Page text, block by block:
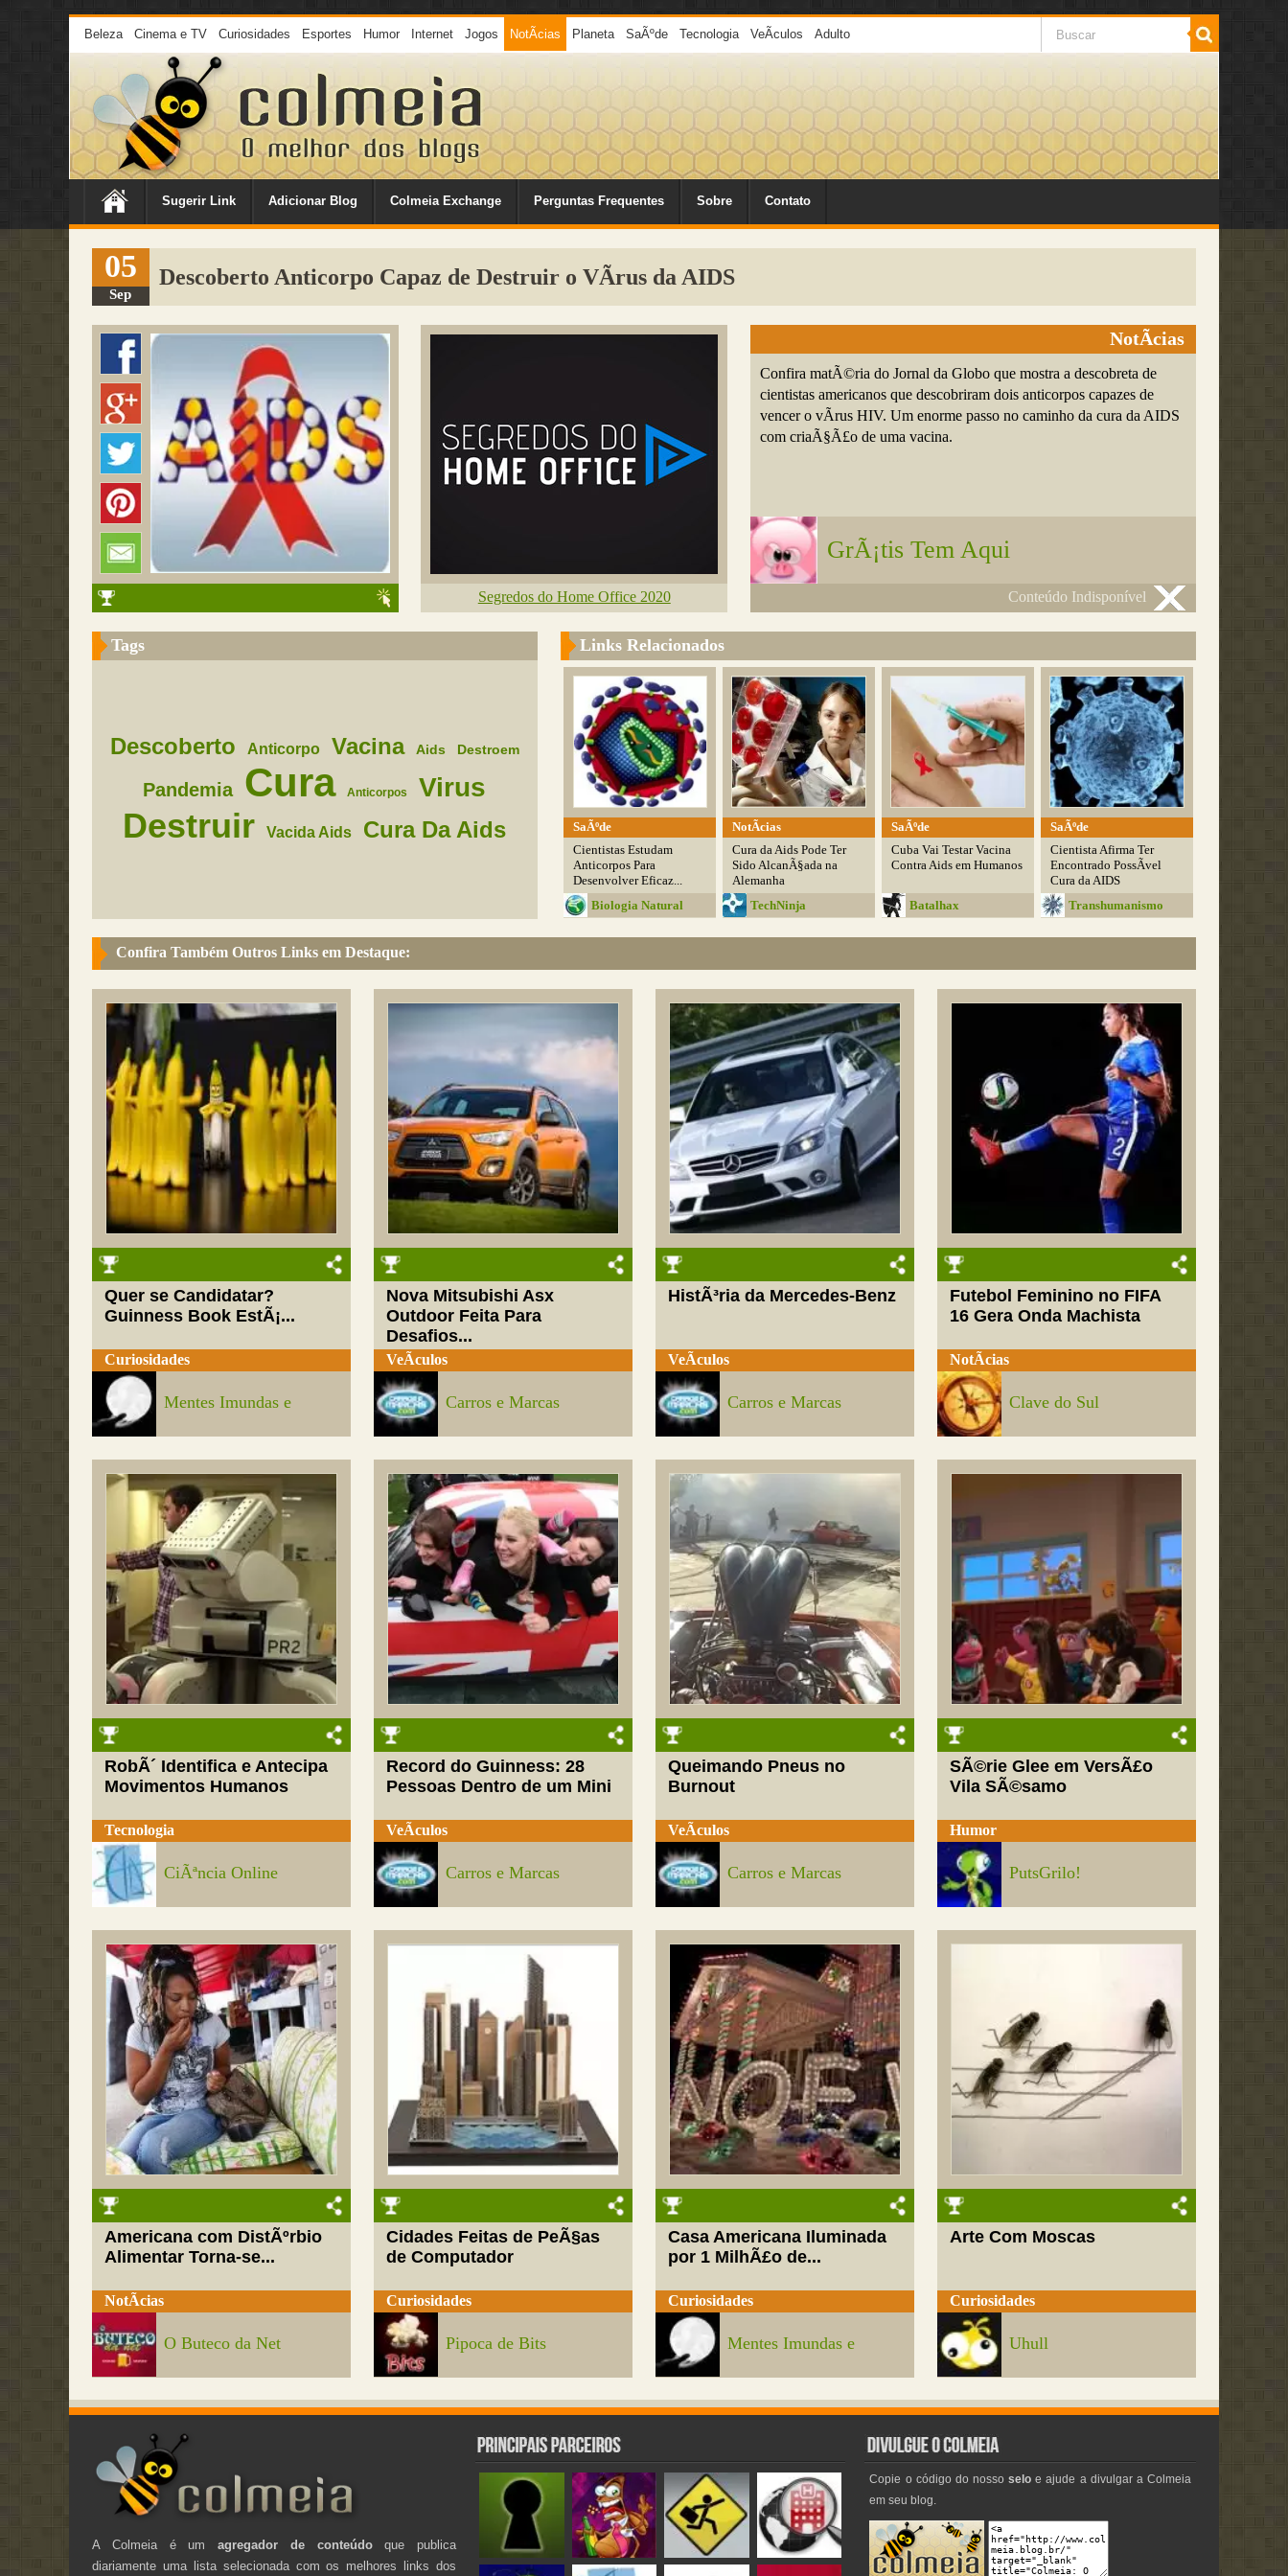
Beleza Cinema e TV Curiosidades Esportes Humor Internet Jogos NotÃ­cias Planeta SaÃºde Tecnologia VeÃ­culos Adulto
Sugerir Link Adicionar Blog Colmeia Exchange Perguntas Frequentes Sobre Contato
05
Sep
Descoberto Anticorpo Capaz de Destruir o VÃ­rus da AIDS
Segredos do Home Office 2020
NotÃ­cias
Confira matÃ©ria do Jornal da Globo que mostra a descobreta de
cientistas americanos que descobriram dois anticorpos capazes de
vencer o vÃ­rus HIV. Um enorme passo no caminho da cura da AIDS
com criaÃ§Ã£o de uma vacina.
GrÃ¡tis Tem Aqui
Conteúdo Indisponível
Tags
Descoberto Anticorpo Vacina Aids Destroem
Pandemia Cura Anticorpos Virus
Destruir Vacida Aids Cura Da Aids
Links Relacionados
SaÃºde
Cientistas Estudam
Anticorpos Para
Desenvolver Eficaz...
Biologia Natural
NotÃ­cias
Cura da Aids Pode Ter
Sido AlcanÃ§ada na
Alemanha
TechNinja
SaÃºde
Cuba Vai Testar Vacina
Contra Aids em Humanos
Batalhax
SaÃºde
Cientista Afirma Ter
Encontrado PossÃ­vel
Cura da AIDS
Transhumanismo
Confira Também Outros Links em Destaque:
Quer se Candidatar?
Guinness Book EstÃ¡...
Curiosidades
Mentes Imundas e
Nova Mitsubishi Asx
Outdoor Feita Para
Desafios...
VeÃ­culos
Carros e Marcas
HistÃ³ria da Mercedes-Benz
VeÃ­culos
Carros e Marcas
Futebol Feminino no FIFA
16 Gera Onda Machista
NotÃ­cias
Clave do Sul
RobÃ´ Identifica e Antecipa
Movimentos Humanos
Tecnologia
CiÃªncia Online
Record do Guinness: 28
Pessoas Dentro de um Mini
VeÃ­culos
Carros e Marcas
Queimando Pneus no
Burnout
VeÃ­culos
Carros e Marcas
SÃ©rie Glee em VersÃ£o
Vila SÃ©samo
Humor
PutsGrilo!
Americana com DistÃºrbio
Alimentar Torna-se...
NotÃ­cias
O Buteco da Net
Cidades Feitas de PeÃ§as
de Computador
Curiosidades
Pipoca de Bits
Casa Americana Iluminada
por 1 MilhÃ£o de...
Curiosidades
Mentes Imundas e
Arte Com Moscas
Curiosidades
Uhull
A Colmeia é umagregador de conteúdoque publica
diariamente uma lista selecionada com os melhores links dos
Copie o código do nossoselo e ajude a divulgar a Colmeia
em seu blog.